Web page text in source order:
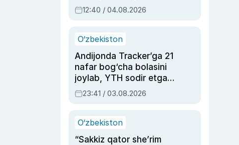
intellektni boshqara
olmay qolishidan xavotir
12:40 / 04.08.2026
O‘zbekiston
Andijonda Tracker’ga 21
nafar bog‘cha bolasini
joylab, YTH sodir etgan
ayolga sud hukmi o‘qildi
23:41 / 03.08.2026
O‘zbekiston
“Sakkiz qator she’rim